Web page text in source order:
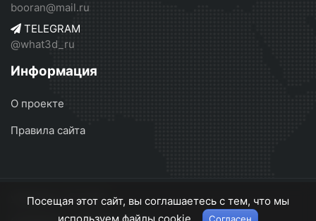
booran@mail.ru
TELEGRAM
@what3d_ru
Информация
О проекте
Правила сайта
what3d.ru © 2026
Посещая этот сайт, вы соглашаетесь с тем, что мы
используем файлы cookie.